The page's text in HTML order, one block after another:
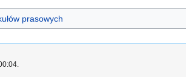
prasowych